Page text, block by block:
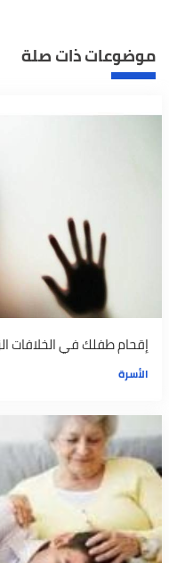
موضوعات ذات صلة
إقحام طفلك في الخلافات
الأسرة